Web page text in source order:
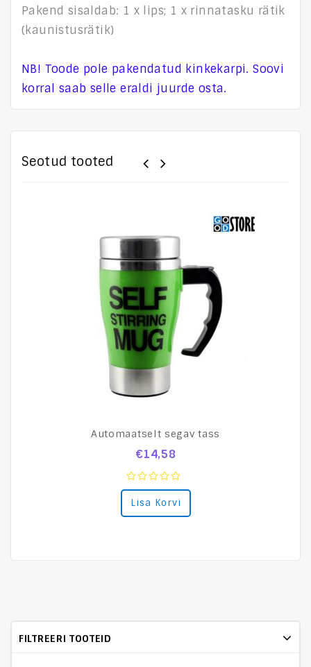
Pakend sisaldab: 1 x lips; 1 x rinnatasku rätik
(kaunistusrätik)
NB! Toode pole pakendatud kinkekarpi. Soovi
korral saab selle eraldi juurde osta.
Seotud tooted
Automaatselt segav tass
€14,58
0
out
of
Lisa Korvi
FILTREERI TOOTEID